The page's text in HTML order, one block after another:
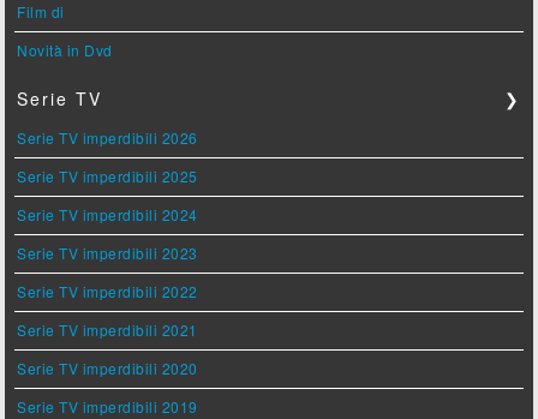
Film di
Novità in Dvd
Serie TV ❯
Serie TV imperdibili 2026
Serie TV imperdibili 2025
Serie TV imperdibili 2024
Serie TV imperdibili 2023
Serie TV imperdibili 2022
Serie TV imperdibili 2021
Serie TV imperdibili 2020
Serie TV imperdibili 2019